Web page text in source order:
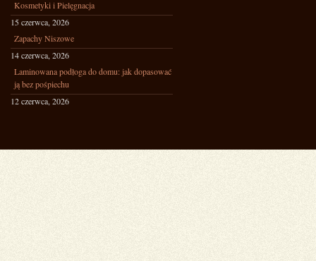
Kosmetyki i Pielęgnacja
15 czerwca, 2026
Zapachy Niszowe
14 czerwca, 2026
Laminowana podłoga do domu: jak dopasować
ją bez pośpiechu
12 czerwca, 2026